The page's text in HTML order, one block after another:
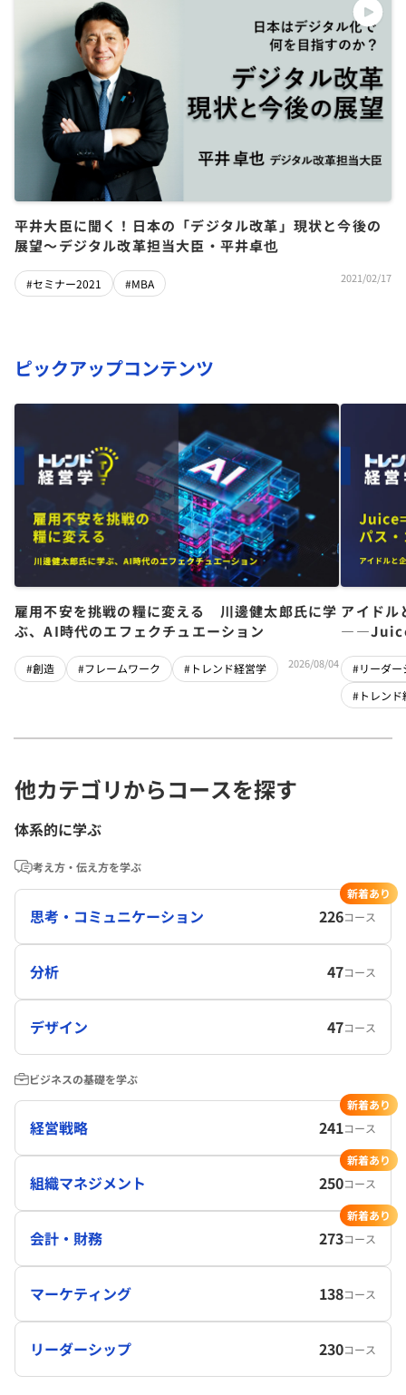
平井大臣に聞く！日本の「デジタル改革」現状と今後の
展望～デジタル改革担当大臣・平井卓也
#セミナー2021 #MBA 2021/02/17
ピックアップコンテンツ
雇用不安を挑戦の糧に変える 川邊健太郎氏に学
ぶ、AI時代のエフェクチュエーション
#創造 #フレームワーク #トレンド経営学 2026/08/04
アイドル
#リーダー
#トレンド
他カテゴリからコースを探す
体系的に学ぶ
考え方・伝え方を学ぶ
思考・コミュニケーション 226コース
新着あり
分析 47コース
デザイン 47コース
ビジネスの基礎を学ぶ
経営戦略 241コース
新着あり
組織マネジメント 250コース
新着あり
会計・財務 273コース
新着あり
マーケティング 138コース
リーダーシップ 230コース